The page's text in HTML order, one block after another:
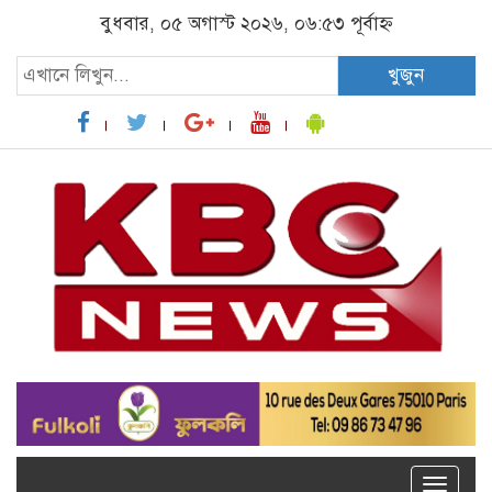
বুধবার, ০৫ অগাস্ট ২০২৬, ০৬:৫৩ পূর্বাহ্ন
খুজুন